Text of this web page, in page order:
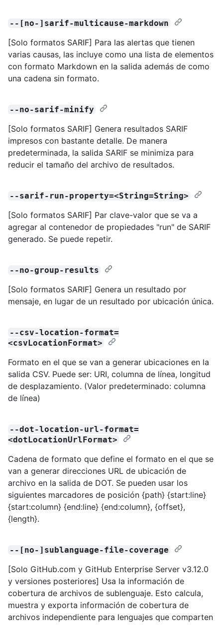
--[no-]sarif-multicause-markdown
[Solo formatos SARIF] Para las alertas que tienen
varias causas, las incluye como una lista de elementos
con formato Markdown en la salida además de como
una cadena sin formato.
--no-sarif-minify
[Solo formatos SARIF] Genera resultados SARIF
impresos con bastante detalle. De manera
predeterminada, la salida SARIF se minimiza para
reducir el tamaño del archivo de resultados.
--sarif-run-property=<String=String>
[Solo formatos SARIF] Par clave-valor que se va a
agregar al contenedor de propiedades "run" de SARIF
generado. Se puede repetir.
--no-group-results
[Solo formatos SARIF] Genera un resultado por
mensaje, en lugar de un resultado por ubicación única.
--csv-location-format=
<csvLocationFormat>
Formato en el que se van a generar ubicaciones en la
salida CSV. Puede ser: URI, columna de línea, longitud
de desplazamiento. (Valor predeterminado: columna
de línea)
--dot-location-url-format=
<dotLocationUrlFormat>
Cadena de formato que define el formato en el que se
van a generar direcciones URL de ubicación de
archivo en la salida de DOT. Se pueden usar los
siguientes marcadores de posición {path} {start:line}
{start:column} {end:line} {end:column}, {offset},
{length}.
--[no-]sublanguage-file-coverage
[Solo GitHub.com y GitHub Enterprise Server v3.12.0
y versiones posteriores] Usa la información de
cobertura de archivos de sublenguaje. Esto calcula,
muestra y exporta información de cobertura de
archivos independiente para lenguajes que comparten